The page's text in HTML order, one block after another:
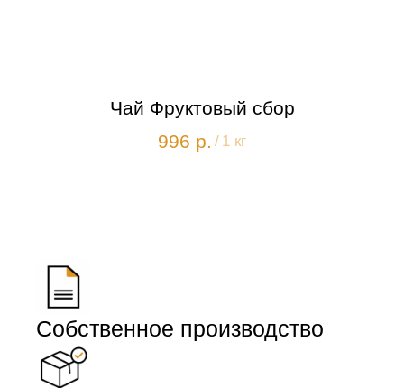
Чай Фруктовый сбор
996 р. / 1 кг
Собственное производство